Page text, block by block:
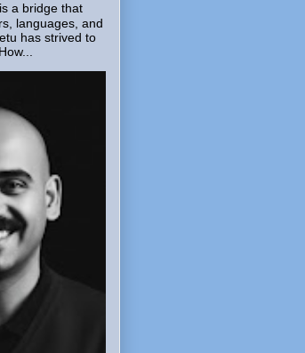
is a bridge that
languages, and
has strived to